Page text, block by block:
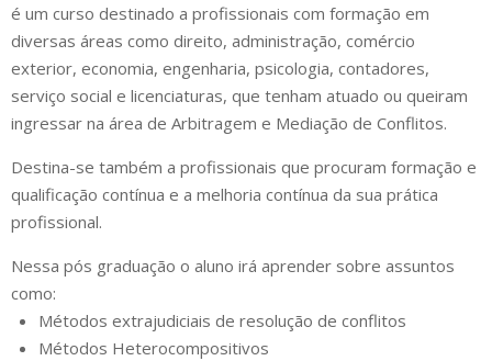
é um curso destinado a profissionais com formação em
diversas áreas como direito, administração, comércio
exterior, economia, engenharia, psicologia, contadores,
serviço social e licenciaturas, que tenham atuado ou queiram
ingressar na área de Arbitragem e Mediação de Conflitos.
Destina-se também a profissionais que procuram formação e
qualificação contínua e a melhoria contínua da sua prática
profissional.
Nessa pós graduação o aluno irá aprender sobre assuntos
como:
Métodos extrajudiciais de resolução de conflitos
Métodos Heterocompositivos